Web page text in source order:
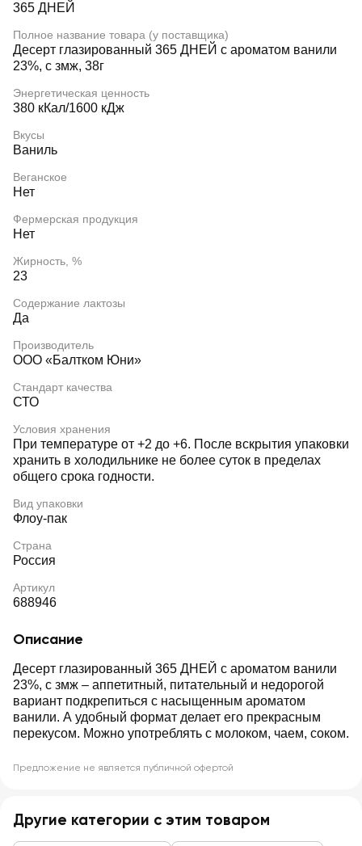
365 ДНЕЙ
Полное название товара (у поставщика)
Десерт глазированный 365 ДНЕЙ с ароматом ванили
23%, с змж, 38г
Энергетическая ценность
380 кКал/1600 кДж
Вкусы
Ваниль
Веганское
Нет
Фермерская продукция
Нет
Жирность, %
23
Содержание лактозы
Да
Производитель
ООО «Балтком Юни»
Стандарт качества
СТО
Условия хранения
При температуре от +2 до +6. После вскрытия упаковки
хранить в холодильнике не более суток в пределах
общего срока годности.
Вид упаковки
Флоу-пак
Страна
Россия
Артикул
688946
Описание
Десерт глазированный 365 ДНЕЙ с ароматом ванили
23%, с змж – аппетитный, питательный и недорогой
вариант подкрепиться с насыщенным ароматом
ванили. А удобный формат делает его прекрасным
перекусом. Можно употреблять с молоком, чаем, соком.
Предложение не является публичной офертой
Другие категории с этим товаром